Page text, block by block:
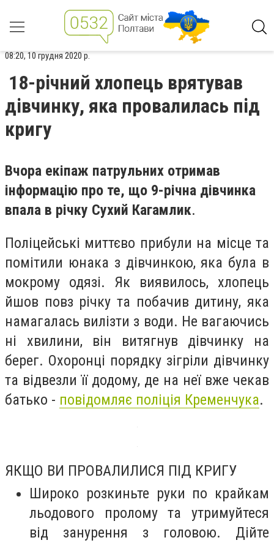
08:20, 10 грудня 2020 р.
18-річний хлопець врятував
дівчинку, яка провалилась під
кригу
Вчора екіпаж патрульних отримав
інформацію про те, що 9-річна дівчинка
впала в річку Сухий Кагамлик.
Поліцейські миттєво прибули на місце та
помітили юнака з дівчинкою, яка була в
мокрому одязі. Як виявилось, хлопець
йшов повз річку та побачив дитину, яка
намагалась вилізти з води. Не вагаючись
ні хвилини, він витягнув дівчинку на
берег. Охоронці порядку зігріли дівчинку
та відвезли її додому, де на неї вже чекав
батько - повідомляє поліція Кременчука.
ЯКЩО ВИ ПРОВАЛИЛИСЯ ПІД КРИГУ
Широко розкиньте руки по крайкам
льодового пролому та утримуйтеся
від занурення з головою. Дійте